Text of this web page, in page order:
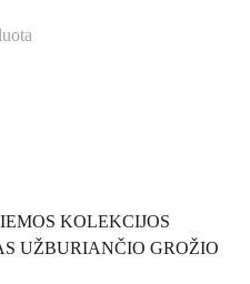
KOLEKCIJOS
UŽBURIANČIO GROŽIO